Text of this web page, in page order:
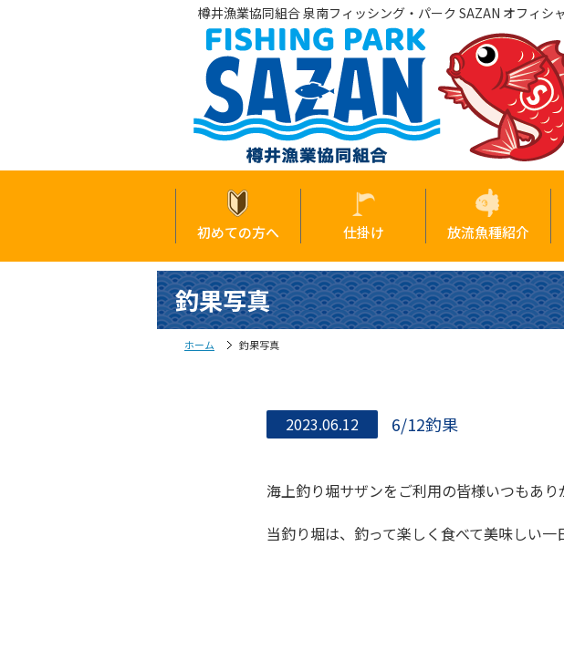
樽井漁業協同組合 泉南フィッシング・パーク SAZAN オフィシ
初めての方へ 仕掛け 放流魚種紹介
釣果写真
ホーム 釣果写真
2023.06.12 6/12釣果
海上釣り堀サザンをご利用の皆様いつもあり
当釣り堀は、釣って楽しく食べて美味しい一